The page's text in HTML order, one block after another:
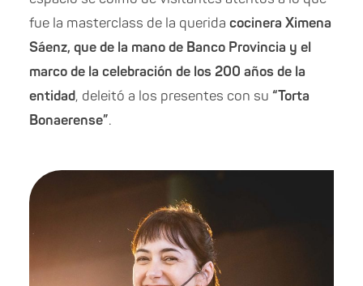
fue la masterclass de la querida cocinera Ximena
Sáenz, que de la mano de Banco Provincia y el
marco de la celebración de los 200 años de la
entidad, deleitó a los presentes con su “Torta
Bonaerense”.